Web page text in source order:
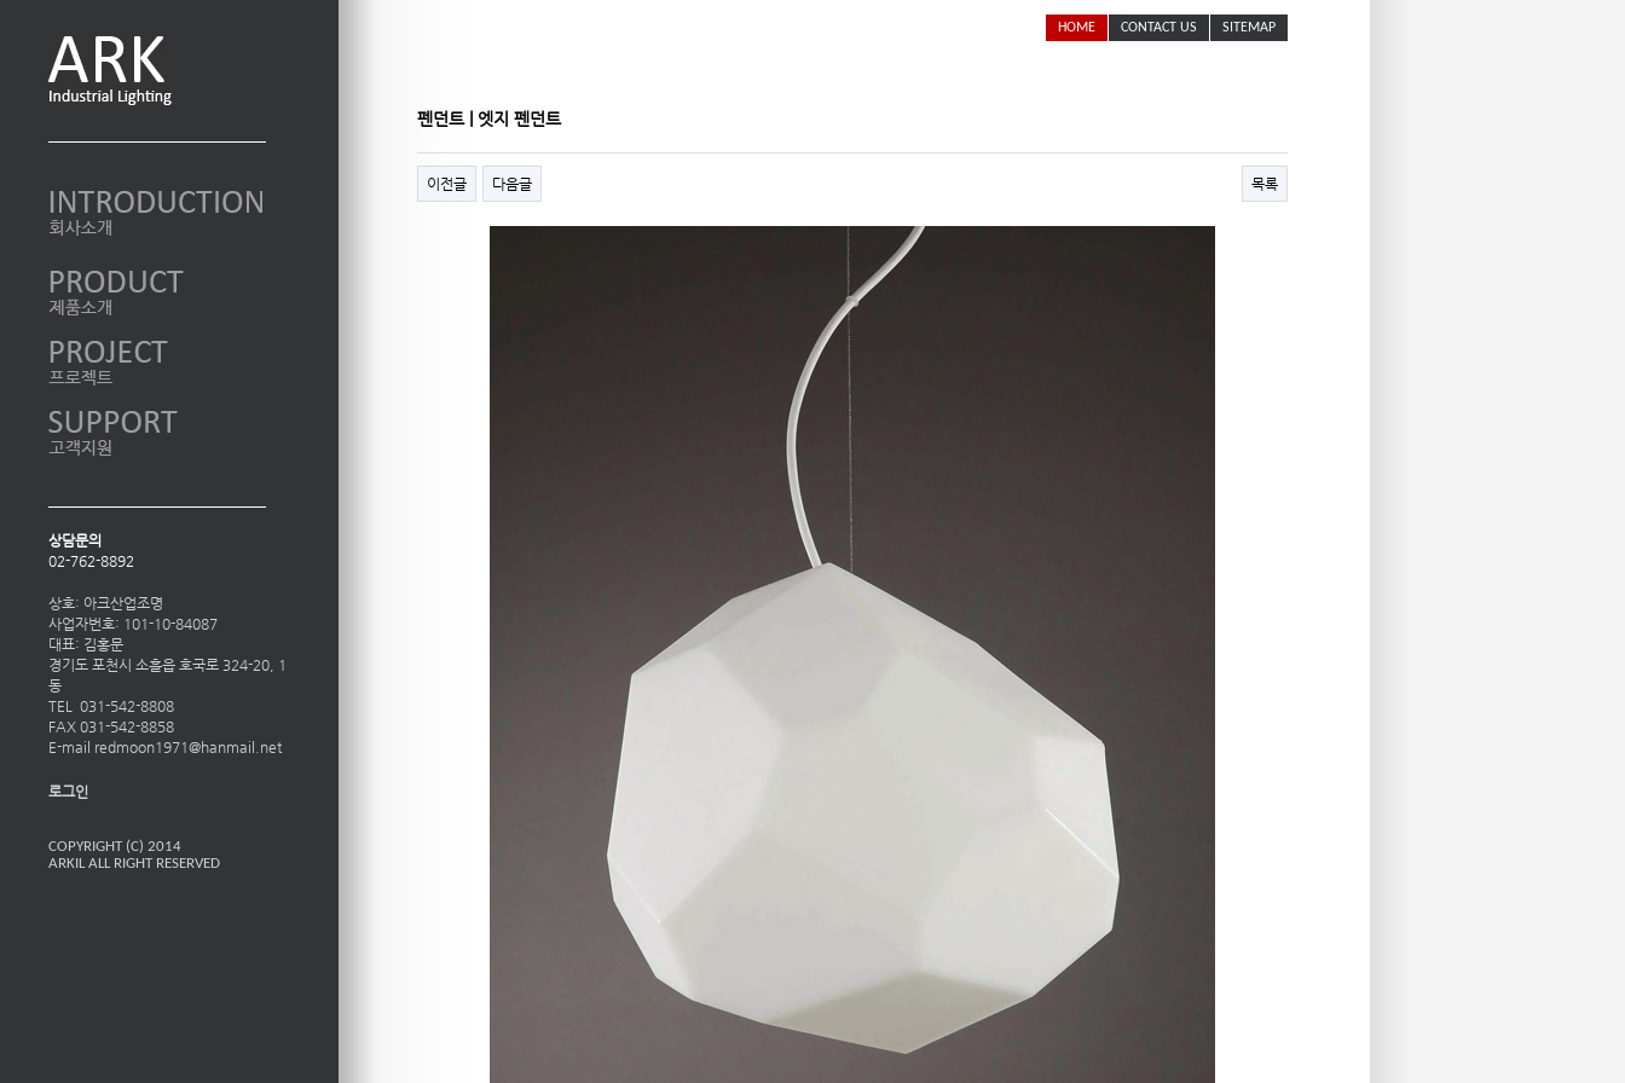
상담문의
02-762-8892
상호: 아크산업조명
사업자번호: 101-10-84087
대표: 김홍문
경기도 포천시 소흘읍 호국로 324-20, 1
동
TEL 031-542-8808
FAX 031-542-8858
E-mail redmoon1971@hanmail.net
로그인
COPYRIGHT (C) 2014
ARKIL ALL RIGHT RESERVED
HOME CONTACT US SITEMAP
펜던트 | 엣지 펜던트
페이지 정보
이전글 다음글 목록